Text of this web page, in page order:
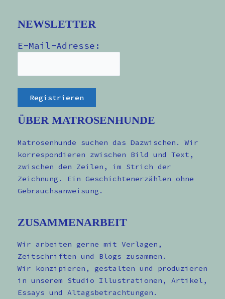
NEWSLETTER
E-Mail-Adresse:
ÜBER MATROSENHUNDE
Matrosenhunde suchen das Dazwischen. Wir
korrespondieren zwischen Bild und Text,
zwischen den Zeilen, im Strich der
Zeichnung. Ein Geschichtenerzählen ohne
Gebrauchsanweisung.
ZUSAMMENARBEIT
Wir arbeiten gerne mit Verlagen,
Zeitschriften und Blogs zusammen.
Wir konzipieren, gestalten und produzieren
in unserem Studio Illustrationen, Artikel,
Essays und Altagsbetrachtungen.